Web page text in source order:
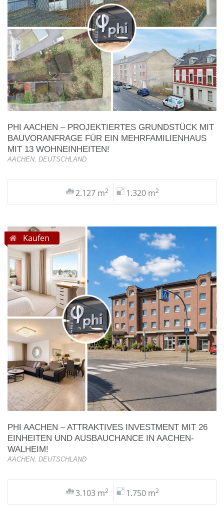
PHI AACHEN – PROJEKTIERTES GRUNDSTÜCK MIT
BAUVORANFRAGE FÜR EIN MEHRFAMILIENHAUS
MIT 13 WOHNEINHEITEN!
AACHEN, DEUTSCHLAND
2.127 m2 1.320 m2
Kaufen
PHI AACHEN – ATTRAKTIVES INVESTMENT MIT 26
EINHEITEN UND AUSBAUCHANCE IN AACHEN-
WALHEIM!
AACHEN, DEUTSCHLAND
3.103 m2 1.750 m2